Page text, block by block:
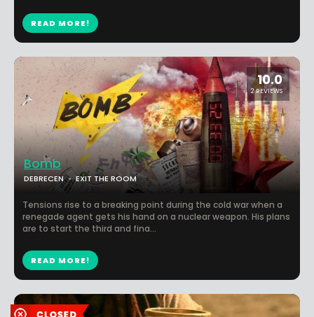
READ MORE!
10.0
2 REVIEWS
Bomb
DEBRECEN EXIT THE ROOM
Tensions rise to a breaking point during the cold war when a
renegade agent gets his hand on a nuclear weapon. His plans
are to start the third and fina...
READ MORE!